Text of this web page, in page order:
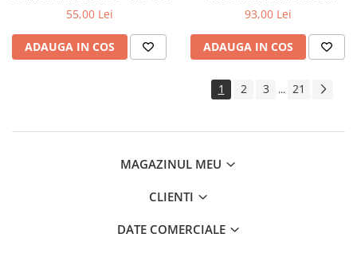
55,00 Lei
ADAUGA IN COS
80x80CM KR-008-104
93,00 Lei
ADAUGA IN COS
1 2 3 ... 21
MAGAZINUL MEU
CLIENTI
DATE COMERCIALE